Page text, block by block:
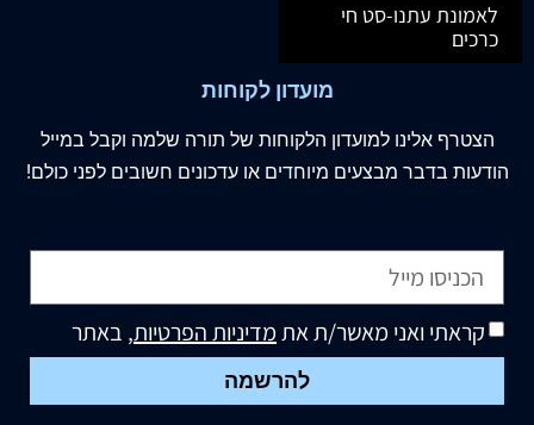
לאמונת עתנו-סט חי
כרכים
מועדון לקוחות
הצטרף אלינו למועדון הלקוחות של תורה שלמה וקבל במייל
הודעות בדבר מבצעים מיוחדים או עדכונים חשובים לפני כולם!
קראתי ואני מאשר/ת אתמדיניות הפרטיות, באתר
להרשמה